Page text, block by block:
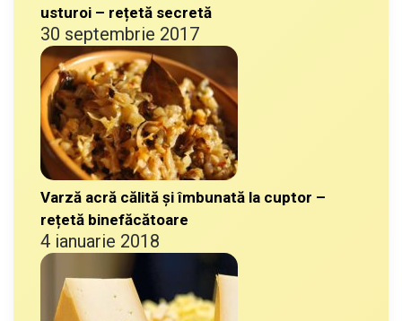
usturoi – rețetă secretă
30 septembrie 2017
Varză acră călită și îmbunată la cuptor –
rețetă binefăcătoare
4 ianuarie 2018